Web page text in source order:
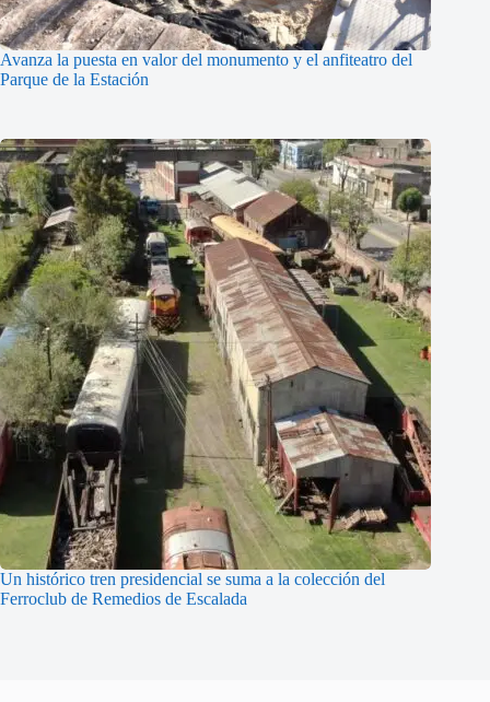
Avanza la puesta en valor del monumento y el anfiteatro del
Parque de la Estación
Un histórico tren presidencial se suma a la colección del
Ferroclub de Remedios de Escalada